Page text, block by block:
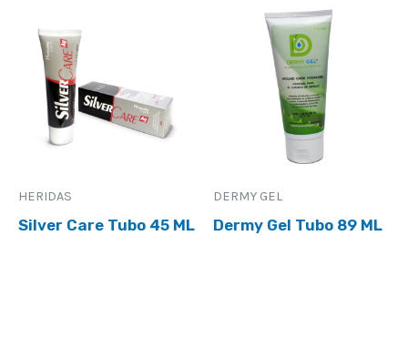
HERIDAS
Silver Care Tubo 45 ML
DERMY GEL
Dermy Gel Tubo 89 ML